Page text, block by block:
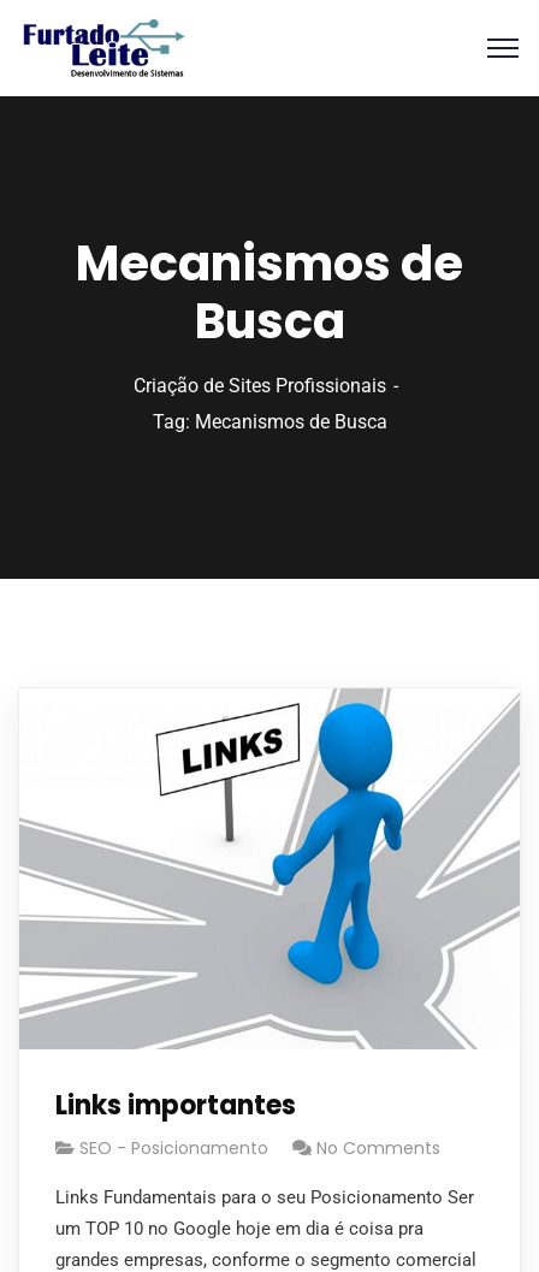
Mecanismos de
Busca
Criação de Sites Profissionais
Tag: Mecanismos de Busca
Links importantes
SEO - Posicionamento No Comments
Links Fundamentais para o seu Posicionamento Ser
um TOP 10 no Google hoje em dia é coisa pra
grandes empresas, conforme o segmento comercial